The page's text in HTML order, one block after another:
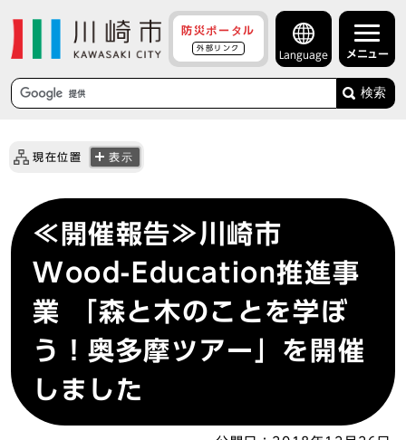
防災ポータル
外部リンク
Language メニュー
検索
現在位置 表示
≪開催報告≫川崎市
Wood-Education推進事
業 「森と木のことを学ぼ
う！奥多摩ツアー」を開催
しました